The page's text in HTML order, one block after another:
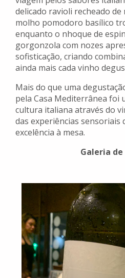
delicado ravioli recheado
molho pomodoro basílico
enquanto o nhoque de
gorgonzola com nozes
sofisticação, criando
ainda mais cada vinho
Mais do que uma
pela Casa Mediterrânea foi
cultura italiana através do
das experiências sensoriais
excelência à mesa.
Galeria de